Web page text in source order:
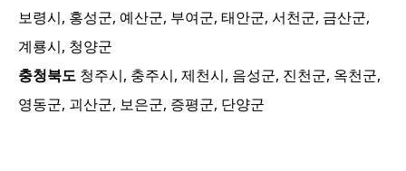
보령시, 홍성군, 예산군, 부여군, 태안군, 서천군, 금산군,
계룡시, 청양군
충청북도 청주시, 충주시, 제천시, 음성군, 진천군, 옥천군,
영동군, 괴산군, 보은군, 증평군, 단양군